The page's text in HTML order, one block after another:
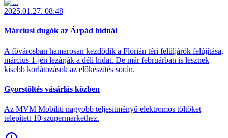
2025.01.27. 08:48
Márciusi dugók az Árpád hídnál
A fővárosban hamarosan kezdődik a Flórián téri felüljárók felújítása,
március 1-jén lezárják a déli hidat. De már februárban is lesznek
kisebb korlátozások az előkészítés során.
Gyorstöltés vásárlás közben
Az MVM Mobiliti nagyobb teljesítményű elektromos töltőket
telepített 10 szupermarkethez.